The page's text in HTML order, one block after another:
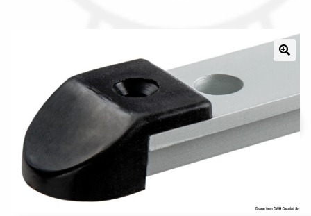
Condizioni generali
Acquisti in rete pubblica amministrazione
Assicurazione integrativa Garanzia3
Bonus fiscali 2025